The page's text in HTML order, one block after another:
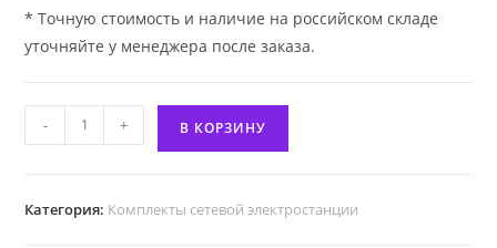
* Точную стоимость и наличие на российском складе
уточняйте у менеджера после заказа.
Количество
товара
сетевой
- + В КОРЗИНУ
Категория: Комплекты сетевой электростанции